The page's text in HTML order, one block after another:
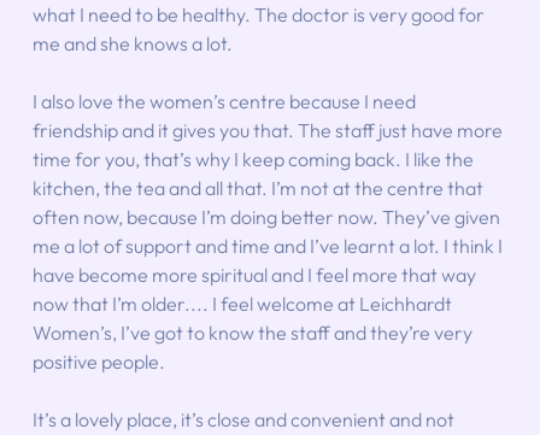
what I need to be healthy. The doctor is very good for
me and she knows a lot.
I also love the women’s centre because I need
friendship and it gives you that. The staff just have more
time for you, that’s why I keep coming back. I like the
kitchen, the tea and all that. I’m not at the centre that
often now, because I’m doing better now. They’ve given
me a lot of support and time and I’ve learnt a lot. I think I
have become more spiritual and I feel more that way
now that I’m older.... I feel welcome at Leichhardt
Women’s, I’ve got to know the staff and they’re very
positive people.
It’s a lovely place, it’s close and convenient and not